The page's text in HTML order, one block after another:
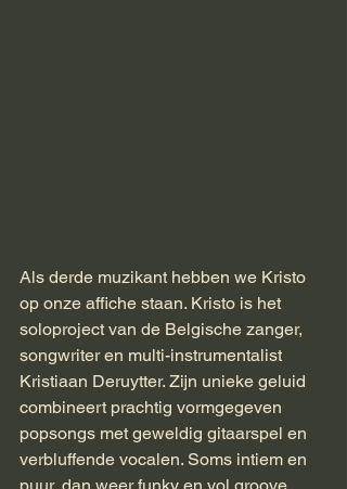
Als derde muzikant hebben we Kristo
op onze affiche staan. Kristo is het
soloproject van de Belgische zanger,
songwriter en multi-instrumentalist
Kristiaan Deruytter. Zijn unieke geluid
combineert prachtig vormgegeven
popsongs met geweldig gitaarspel en
verbluffende vocalen. Soms intiem en
puur, dan weer funky en vol groove,